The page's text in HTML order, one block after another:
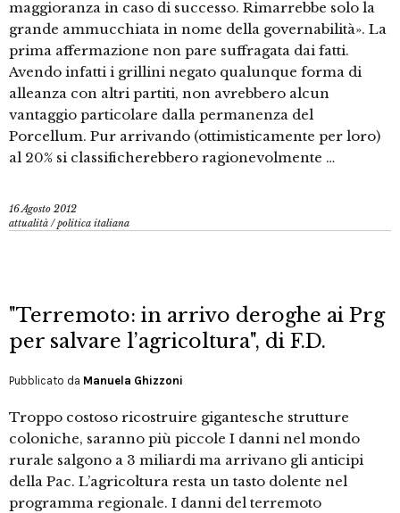
maggioranza in caso di successo. Rimarrebbe solo la
grande ammucchiata in nome della governabilità». La
prima affermazione non pare suffragata dai fatti.
Avendo infatti i grillini negato qualunque forma di
alleanza con altri partiti, non avrebbero alcun
vantaggio particolare dalla permanenza del
Porcellum. Pur arrivando (ottimisticamente per loro)
al 20% si classificherebbero ragionevolmente …
16 Agosto 2012
attualità /politica italiana
"Terremoto: in arrivo deroghe ai Prg
per salvare l’agricoltura", di F.D.
Pubblicato da Manuela Ghizzoni
Troppo costoso ricostruire gigantesche strutture
coloniche, saranno più piccole I danni nel mondo
rurale salgono a 3 miliardi ma arrivano gli anticipi
della Pac. L’agricoltura resta un tasto dolente nel
programma regionale. I danni del terremoto